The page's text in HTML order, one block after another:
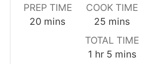
PREP TIME
20 minutes
mins
COOK TIME
25 minutes
mins
TOTAL TIME
1 hour
hr 5minutes
mins